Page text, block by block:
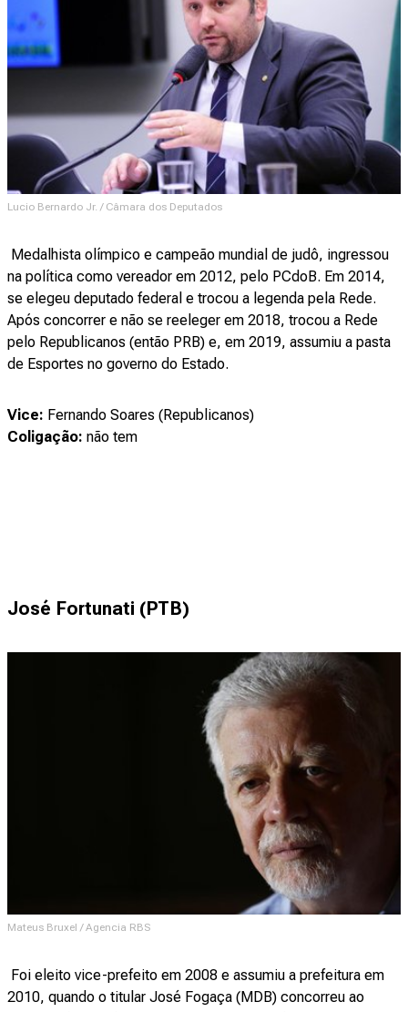
Lucio Bernardo Jr. / Câmara dos Deputados
Medalhista olímpico e campeão mundial de judô, ingressou
na política como vereador em 2012, pelo PCdoB. Em 2014,
se elegeu deputado federal e trocou a legenda pela Rede.
Após concorrer e não se reeleger em 2018, trocou a Rede
pelo Republicanos (então PRB) e, em 2019, assumiu a pasta
de Esportes no governo do Estado.
Vice: Fernando Soares (Republicanos)
Coligação: não tem
José Fortunati (PTB)
Mateus Bruxel / Agencia RBS
Foi eleito vice-prefeito em 2008 e assumiu a prefeitura em
2010, quando o titular José Fogaça (MDB) concorreu ao